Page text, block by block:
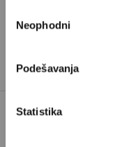
сагласности
Neophodni
Podešavanja
Statistika